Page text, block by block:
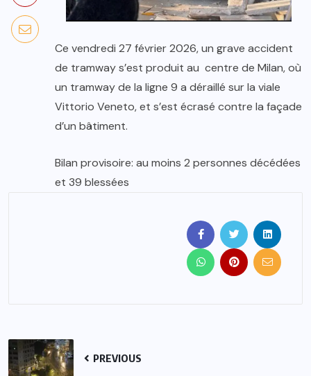
Ce vendredi 27 février 2026, un grave accident
de tramway s’est produit au centre de Milan, où
un tramway de la ligne 9 a déraillé sur la viale
Vittorio Veneto, et s’est écrasé contre la façade
d’un bâtiment.
Bilan provisoire: au moins 2 personnes décédées
et 39 blessées
PREVIOUS